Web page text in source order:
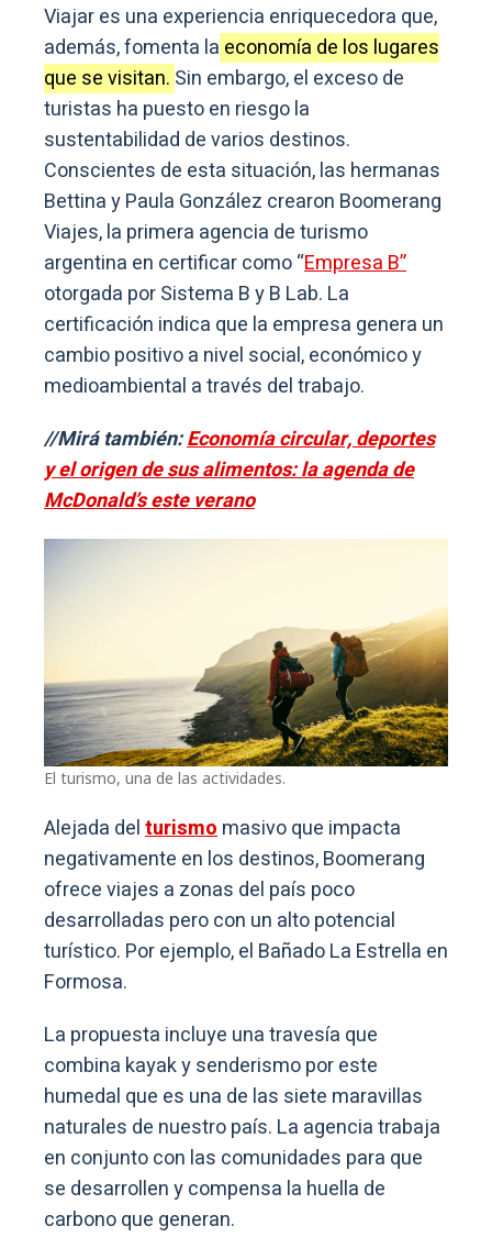
Viajar es una experiencia enriquecedora que,
además, fomenta la economía de los lugares
que se visitan. Sin embargo, el exceso de
turistas ha puesto en riesgo la
sustentabilidad de varios destinos.
Conscientes de esta situación, las hermanas
Bettina y Paula González crearon Boomerang
Viajes, la primera agencia de turismo
argentina en certificar como “Empresa B”
otorgada por Sistema B y B Lab. La
certificación indica que la empresa genera un
cambio positivo a nivel social, económico y
medioambiental a través del trabajo.
//Mirá también:Economía circular, deportes
y el origen de sus alimentos: la agenda de
McDonald’s este verano
El turismo, una de las actividades.
Alejada delturismomasivo que impacta
negativamente en los destinos, Boomerang
ofrece viajes a zonas del país poco
desarrolladas pero con un alto potencial
turístico. Por ejemplo, el Bañado La Estrella en
Formosa.
La propuesta incluye una travesía que
combina kayak y senderismo por este
humedal que es una de las siete maravillas
naturales de nuestro país. La agencia trabaja
en conjunto con las comunidades para que
se desarrollen y compensa la huella de
carbono que generan.